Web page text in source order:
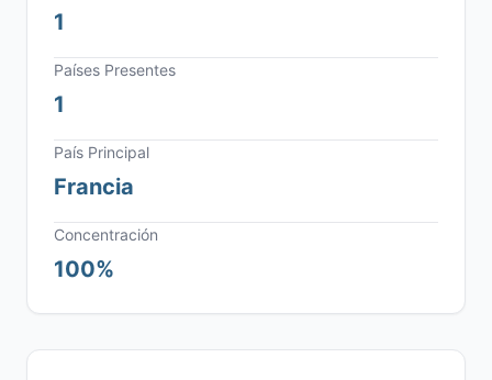
1
Países Presentes
1
País Principal
Francia
Concentración
100%